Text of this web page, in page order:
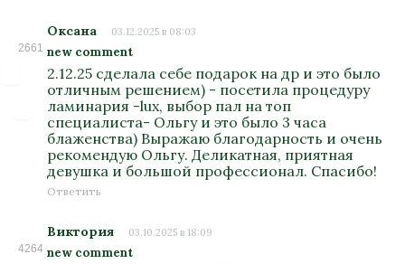
2661
Оксана 03.12.2025 в 08:03
new comment
2.12.25 сделала себе подарок на др и это было
отличным решением) - посетила процедуру
ламинария -lux, выбор пал на топ
специалиста- Ольгу и это было 3 часа
блаженства) Выражаю благодарность и очень
рекомендую Ольгу. Деликатная, приятная
девушка и большой профессионал. Спасибо!
Ответить
4264
Виктория 03.10.2025 в 18:09
new comment